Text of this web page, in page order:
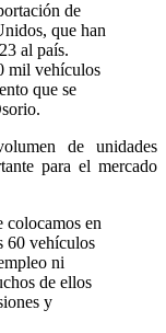
de
que han
al país.
mil vehículos
que se
de unidades
para el mercado
colocamos en
60 vehículos
ni
de ellos
y